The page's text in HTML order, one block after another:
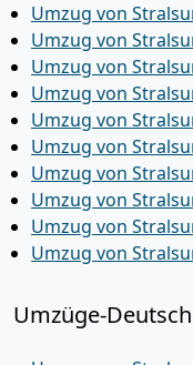
Umzug von
Umzug von
Umzug von
Umzug von
Umzug von
Umzug von
Umzug von
Umzug von
Umzug von
Umzug von
Umzüge-